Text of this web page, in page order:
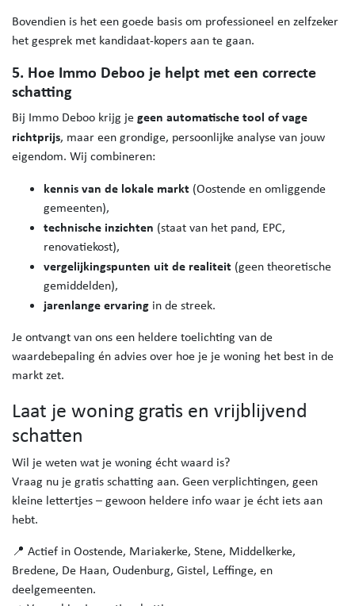
Bovendien is het een goede basis om professioneel en zelfzeker
het gesprek met kandidaat-kopers aan te gaan.
5. Hoe Immo Deboo je helpt met een correcte
schatting
Bij Immo Deboo krijg jegeen automatische tool of vage
richtprijs, maar een grondige, persoonlijke analyse van jouw
eigendom. Wij combineren:
kennis van de lokale markt (Oostende en omliggende
gemeenten),
technische inzichten (staat van het pand, EPC,
renovatiekost),
vergelijkingspunten uit de realiteit (geen theoretische
gemiddelden),
jarenlange ervaring in de streek.
Je ontvangt van ons een heldere toelichting van de
waardebepaling én advies over hoe je je woning het best in de
markt zet.
Laat je woning gratis en vrijblijvend
schatten
Wil je weten wat je woning écht waard is?
Vraag nu je gratis schatting aan. Geen verplichtingen, geen
kleine lettertjes – gewoon heldere info waar je écht iets aan
hebt.
📍 Actief in Oostende, Mariakerke, Stene, Middelkerke,
Bredene, De Haan, Oudenburg, Gistel, Leffinge, en
deelgemeenten.